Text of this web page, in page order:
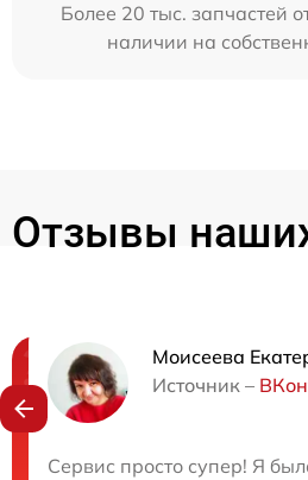
Более 20 тыс. запчастей
наличии на
Отзывы
Моисеева
Источник –
Сервис просто супер! Я
Нужна